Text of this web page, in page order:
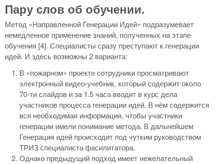
Пару слов об обучении.
Метод «Направленной Генерации Идей» подразумевает
немедленное применение знаний, полученных на этапе
обучения [4]. Специалисты сразу преступают к генерации
идей. И здесь возможны 2 варианта:
В «пожарном» проекте сотрудники просматривают
электронный видео-учебник, который содержит около
70-ти слайдов и за 1.5 часа вводит в курс дела
участников процесса генерации идей. В нём содержится
вся необходимая информация, чтобы участники
генерации имели понимание метода. В дальнейшем
Генерация идей происходит под чутким руководством
ТРИЗ специалиста фасилитатора.
Однако предыдущий подход имеет нежелательный